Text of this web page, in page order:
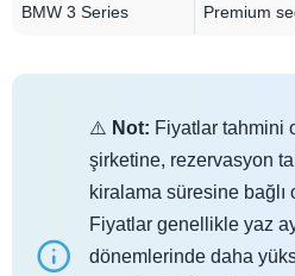
BMW 3 Series Premium
⚠️ Not: Fiyatlar tahmini
şirketine, rezervasyon
kiralama süresine bağlı
Fiyatlar genellikle yaz
dönemlerinde daha